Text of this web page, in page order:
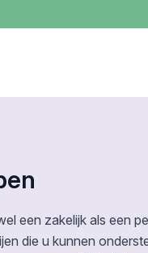
een zakelijk als een
die u kunnen